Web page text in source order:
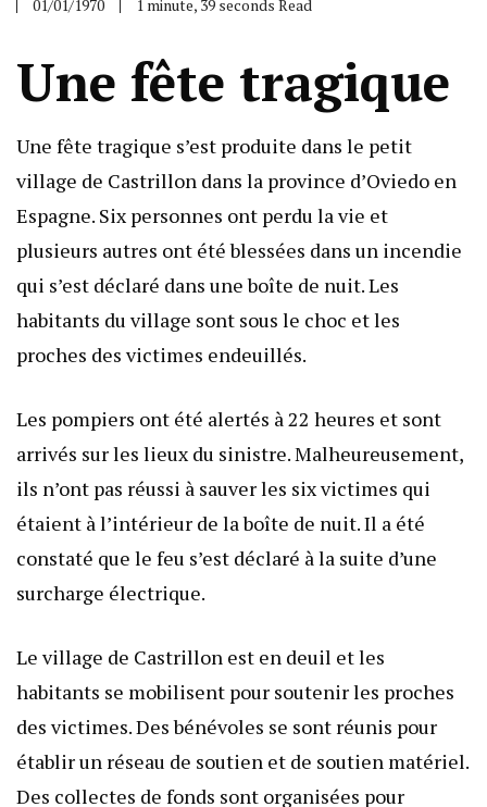
01/01/1970 1 minute, 39 seconds Read
Une fête tragique
Une fête tragique s’est produite dans le petit
village de Castrillon dans la province d’Oviedo en
Espagne. Six personnes ont perdu la vie et
plusieurs autres ont été blessées dans un incendie
qui s’est déclaré dans une boîte de nuit. Les
habitants du village sont sous le choc et les
proches des victimes endeuillés.
Les pompiers ont été alertés à 22 heures et sont
arrivés sur les lieux du sinistre. Malheureusement,
ils n’ont pas réussi à sauver les six victimes qui
étaient à l’intérieur de la boîte de nuit. Il a été
constaté que le feu s’est déclaré à la suite d’une
surcharge électrique.
Le village de Castrillon est en deuil et les
habitants se mobilisent pour soutenir les proches
des victimes. Des bénévoles se sont réunis pour
établir un réseau de soutien et de soutien matériel.
Des collectes de fonds sont organisées pour